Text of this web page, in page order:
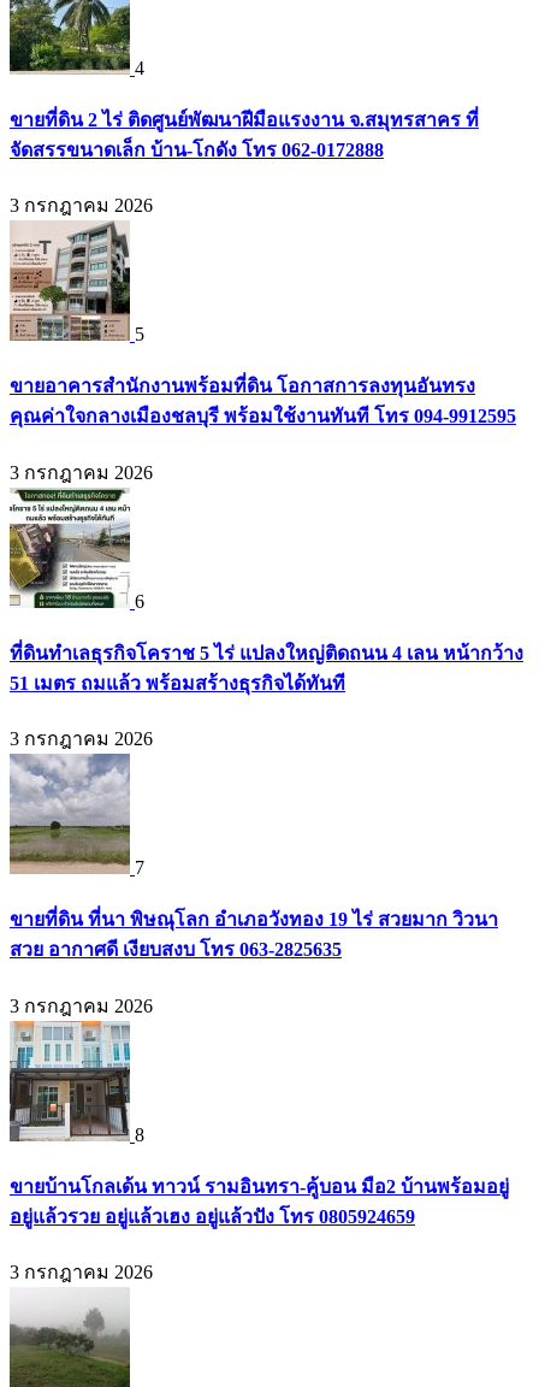
4
ขายที่ดิน 2 ไร่ ติดศูนย์พัฒนาฝีมือแรงงาน จ.สมุทรสาคร ที่
จัดสรรขนาดเล็ก บ้าน-โกดัง โทร 062-0172888
3 กรกฎาคม 2026
5
ขายอาคารสำนักงานพร้อมที่ดิน โอกาสการลงทุนอันทรง
คุณค่าใจกลางเมืองชลบุรี พร้อมใช้งานทันที โทร 094-9912595
3 กรกฎาคม 2026
6
ที่ดินทำเลธุรกิจโคราช 5 ไร่ แปลงใหญ่ติดถนน 4 เลน หน้ากว้าง
51 เมตร ถมแล้ว พร้อมสร้างธุรกิจได้ทันที
3 กรกฎาคม 2026
7
ขายที่ดิน ที่นา พิษณุโลก อำเภอวังทอง 19 ไร่ สวยมาก วิวนา
สวย อากาศดี เงียบสงบ โทร 063-2825635
3 กรกฎาคม 2026
8
ขายบ้านโกลเด้น ทาวน์ รามอินทรา-คู้บอน มือ2 บ้านพร้อมอยู่
อยู่แล้วรวย อยู่แล้วเฮง อยู่แล้วปัง โทร 0805924659
3 กรกฎาคม 2026